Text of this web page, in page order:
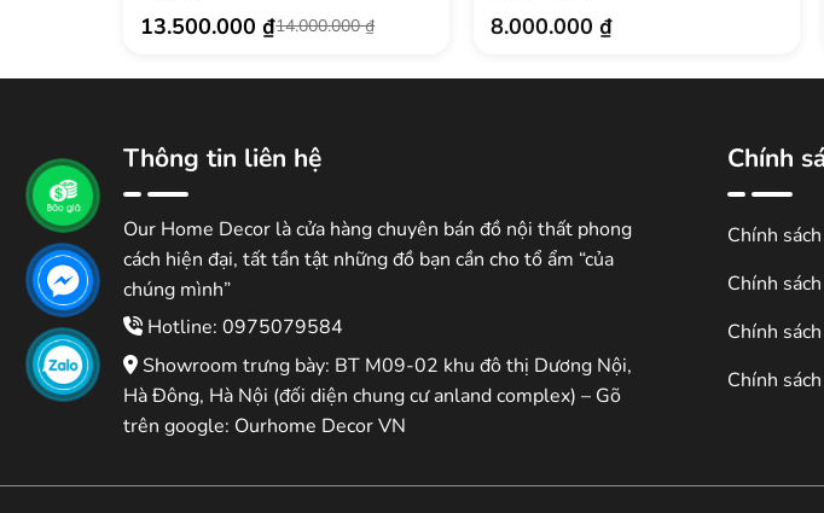
14.000.000₫
Giá
14.000.000 ₫.
13.500.000₫
Giá
là:
8.000.000₫
Thông tin liên hệ
Our Home Decor là cửa hàng chuyên bán đồ nội thất phong
cách hiện đại, tất tần tật những đồ bạn cần cho tổ ẩm “của
chúng mình”
Hotline: 0975079584
Showroom trưng bày: BT M09-02 khu đô thị Dương Nội,
Hà Đông, Hà Nội (đối diện chung cư anland complex) – Gõ
trên google: Ourhome Decor VN
Chính
Chính
Chính
Chính
Chính